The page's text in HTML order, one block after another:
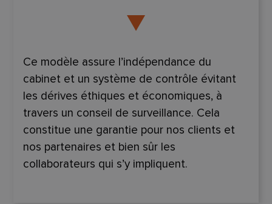
Ce modèle assure l’indépendance du
cabinet et un système de contrôle évitant
les dérives éthiques et économiques, à
travers un conseil de surveillance. Cela
constitue une garantie pour nos clients et
nos partenaires et bien sûr les
collaborateurs qui s’y impliquent.